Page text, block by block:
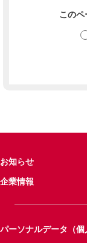
このペ
お知らせ
企業情報
パーソナルデータ（